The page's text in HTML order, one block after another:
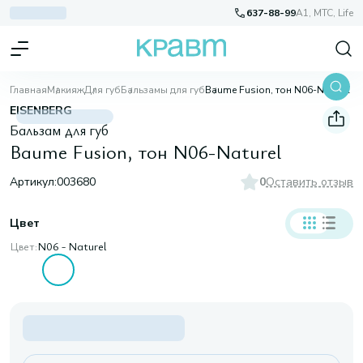
637-88-99A1, МТС, Life
ГлавнаяМакияжДля губБальзамы для губBaume Fusion, тон N06-Naturel
EISENBERG
Бальзам для губ
Baume Fusion, тон N06-Naturel
Артикул:003680 0Оставить отзыв
Цвет
Цвет:N06 - Naturel